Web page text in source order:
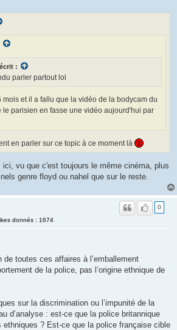
:
parler partout lol
mois et il a fallu que la vidéo de la bodycam du
le parisien en fasse une vidéo aujourd'hui par
en parler sur ce topic à ce moment là
vu que c'est toujours le même cinéma, plus
genre floyd ou nahel que sur le reste.
donnés : 1674
0
de toutes ces affaires à l’emballement
de la police, pas l’origine ethnique de
sur la discrimination ou l’impunité de la
d’analyse : est-ce que la police britannique
ethniques ? Est-ce que la police française cible